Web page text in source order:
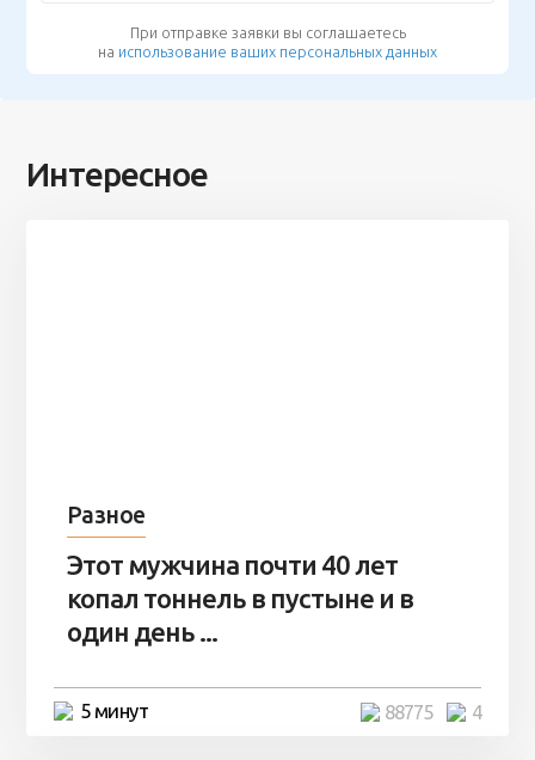
При отправке заявки вы соглашаетесь
на использование ваших персональных данных
Интересное
Разное
Этот мужчина почти 40 лет
копал тоннель в пустыне и в
один день ...
5 минут 4
88775